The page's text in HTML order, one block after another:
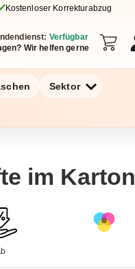
Kostenloser Korrekturabzug
Verfügbar
Wir helfen gerne
Sektor
im Karton